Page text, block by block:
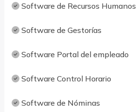
Software de Recursos Humanos
Software de Gestorías
Software Portal del empleado
Software Control Horario
Software de Nóminas